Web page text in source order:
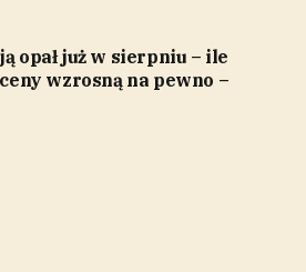
opał już w sierpniu – ile
wzrosną na pewno –